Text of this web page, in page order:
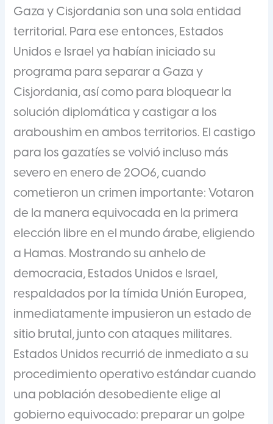
Gaza y Cisjordania son una sola entidad
territorial. Para ese entonces, Estados
Unidos e Israel ya habían iniciado su
programa para separar a Gaza y
Cisjordania, así como para bloquear la
solución diplomática y castigar a los
araboushim en ambos territorios. El castigo
para los gazatíes se volvió incluso más
severo en enero de 2006, cuando
cometieron un crimen importante: Votaron
de la manera equivocada en la primera
elección libre en el mundo árabe, eligiendo
a Hamas. Mostrando su anhelo de
democracia, Estados Unidos e Israel,
respaldados por la tímida Unión Europea,
inmediatamente impusieron un estado de
sitio brutal, junto con ataques militares.
Estados Unidos recurrió de inmediato a su
procedimiento operativo estándar cuando
una población desobediente elige al
gobierno equivocado: preparar un golpe